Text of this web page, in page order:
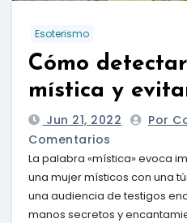
Esoterismo
Cómo
mística y
Jun 21, 2022 Por
Comentarios
La palabra «mística» evoca
una mujer místicos con una
una audiencia de testigos
manos secretos y